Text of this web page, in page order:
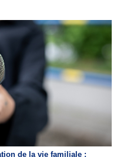
de la vie familiale :